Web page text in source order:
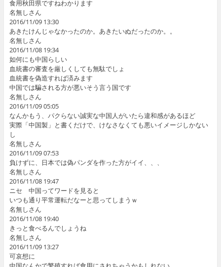
食用秋田県ですねわかります
名無しさん
2016/11/09 13:30
あきたけんじゃなかったのか。あきたいぬだったのか。。
名無しさん
2016/11/08 19:34
如何にも中国らしい
血統書の審査を厳しくしても無駄でしょ
血統書を偽造すれば済みます
中国では騙される方が悪いそう言う国です
名無しさん
2016/11/09 05:05
なんかもう、パクらない誠実な中国人がいたら違和感があるほど
実際「中国製」と書くだけで、けなさなくても悪いイメージしかない
し
名無しさん
2016/11/09 07:53
負けずに、日本では偽パンダを作った方がイイ、、、
名無しさん
2016/11/08 19:47
ニセ 中国ってワードを見ると
いつも通り平常運転だなーと思ってしまうｗ
名無しさん
2016/11/08 19:40
きっと食べるんでしょうね
名無しさん
2016/11/09 13:27
可哀想に